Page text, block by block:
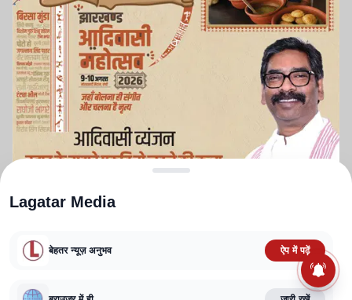
TERMS AND CONDITIONS
Lagatar Media
बेहतर न्यूज़ अनुभव ऐप में पढ़ें